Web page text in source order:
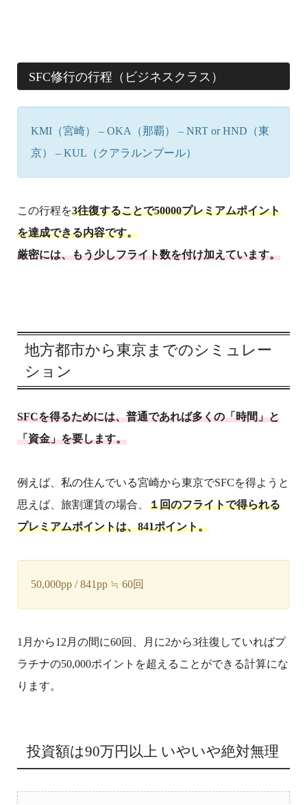
SFC修行の行程（ビジネスクラス）
KMI（宮崎） – OKA（那覇） – NRT or HND（東
京） – KUL（クアラルンプール）
この行程を3往復することで50000プレミアムポイント
を達成できる内容です。
厳密には、もう少しフライト数を付け加えています。
地方都市から東京までのシミュレー
ション
SFCを得るためには、普通であれば多くの「時間」と
「資金」を要します。
例えば、私の住んでいる宮崎から東京でSFCを得ようと
思えば、旅割運賃の場合、 １回のフライトで得られる
プレミアムポイントは、841ポイント。
50,000pp / 841pp ≒ 60回
1月から12月の間に60回、月に2から3往復していればプ
ラチナの50,000ポイントを超えることができる計算にな
ります。
投資額は90万円以上 いやいや絶対無理